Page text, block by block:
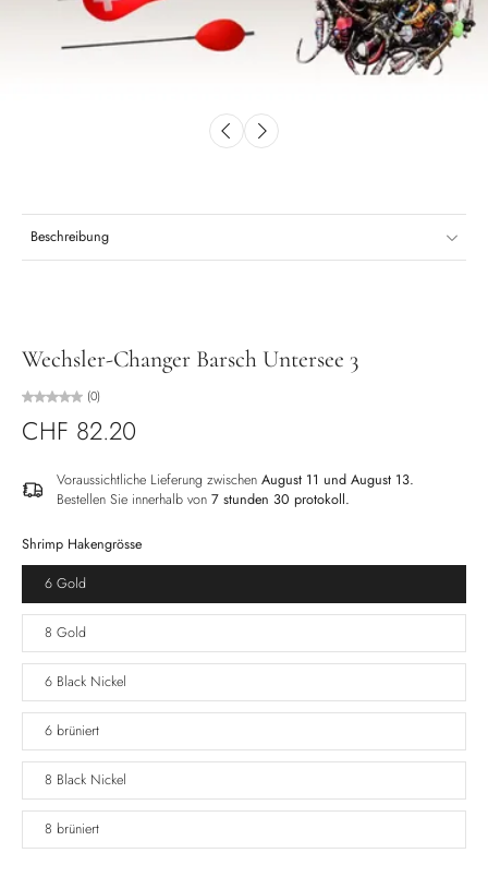
Beschreibung
Wechsler-Changer Barsch Untersee 3
(0)
CHF 82.20
Voraussichtliche Lieferung zwischen August 11 und August 13.
Bestellen Sie innerhalb von 7 stunden 30 protokoll.
Shrimp Hakengrösse
6 Gold
8 Gold
6 Black Nickel
6 brüniert
8 Black Nickel
8 brüniert